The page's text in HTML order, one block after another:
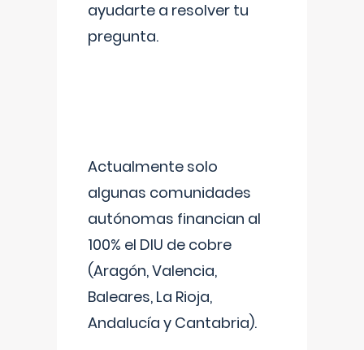
ayudarte a resolver tu
pregunta.
Actualmente solo
algunas comunidades
autónomas financian al
100% el DIU de cobre
(Aragón, Valencia,
Baleares, La Rioja,
Andalucía y Cantabria).